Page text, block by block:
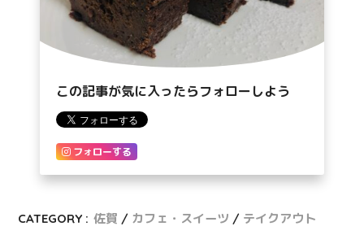
この記事が気に入ったらフォローしよう
フォローする
CATEGORY : 佐賀 カフェ・スイーツ テイクアウト